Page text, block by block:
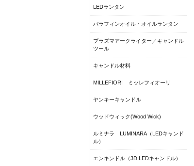
LEDランタン
パラフィンオイル・オイルランタン
プラズマアークライター／キャンドル
ツール
キャンドル材料
MILLEFIORI ミッレフィオーリ
ヤンキーキャンドル
ウッドウィック(Wood Wick)
ルミナラ LUMINARA（LEDキャンド
ル）
エンキンドル（3D LEDキャンドル）